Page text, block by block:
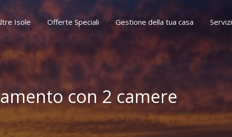
Isole Offerte Speciali Gestione della tua casa Servizi
Isole Offerte Speciali Gestione della tua casa Servizi
con 2 camere